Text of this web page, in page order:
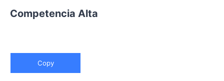
Competencia Alta
Copy